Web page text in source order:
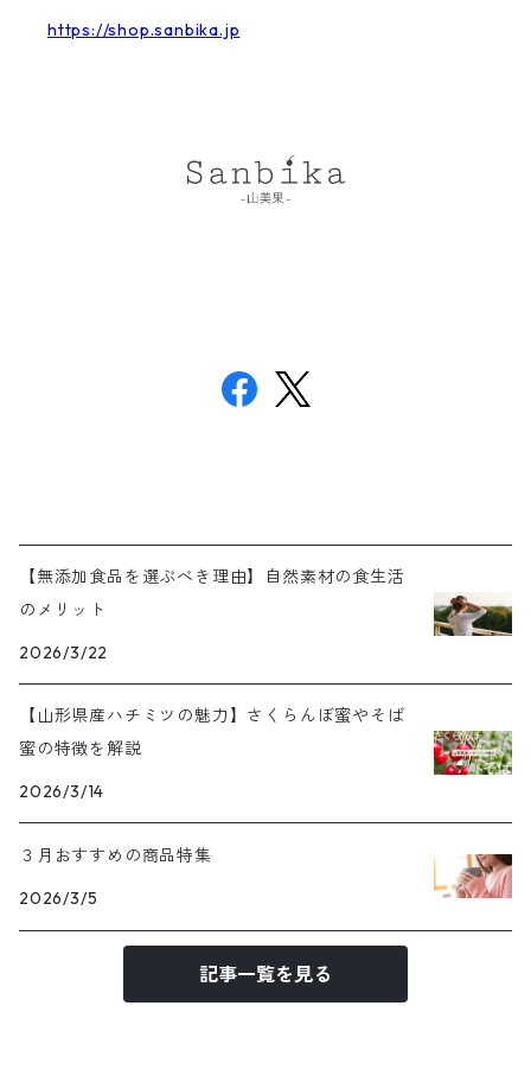
https://shop.sanbika.jp
【無添加食品を選ぶべき理由】自然素材の食生活
のメリット
2026/3/22
【山形県産ハチミツの魅力】さくらんぼ蜜やそば
蜜の特徴を解説
2026/3/14
３月おすすめの商品特集
2026/3/5
記事一覧を見る